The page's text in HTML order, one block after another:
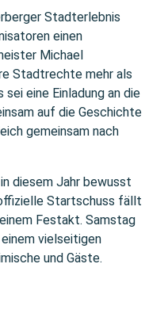
Stadterlebnis
einen
Michael
Stadtrechte mehr als
eine Einladung an die
auf die Geschichte
gemeinsam nach
diesem Jahr bewusst
Startschuss fällt
Festakt. Samstag
vielseitigen
und Gäste.